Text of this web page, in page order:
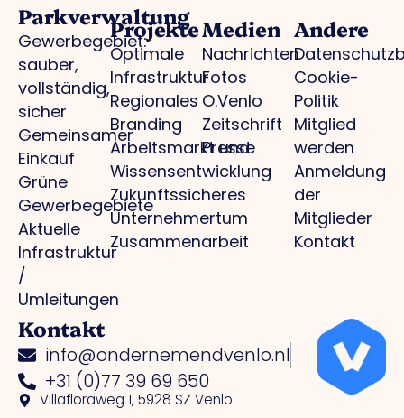
Parkverwaltung
Gewerbegebiet:
sauber,
vollständig,
sicher
Gemeinsamer
Einkauf
Grüne
Gewerbegebiete
Aktuelle
Infrastruktur
/
Umleitungen
Projekte
Optimale
Infrastruktur
Regionales
Branding
Arbeitsmarkt und
Wissensentwicklung
Zukunftssicheres
Unternehmertum
Zusammenarbeit
Medien
Nachrichten
Fotos
O.Venlo
Zeitschrift
Presse
Andere
Cookie-
Politik
Mitglied
werden
Anmeldung
der
Mitglieder
Kontakt
Kontakt
info@ondernemendvenlo.nl
+31 (0)77 39 69 650
Villafloraweg 1, 5928 SZ Venlo